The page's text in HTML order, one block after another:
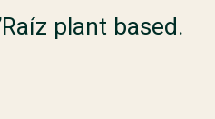
plant based.